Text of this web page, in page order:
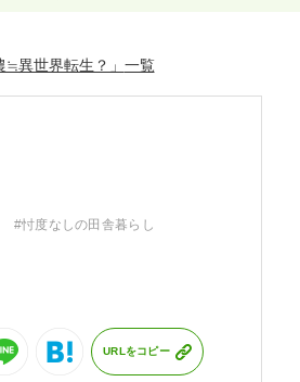
≒異世界転生？」
#忖度なしの田舎暮らし
URLをコピー